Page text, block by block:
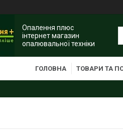
Опалення плюс
інтернет магазин
опалювальної техніки
ГОЛОВНА ТОВАРИ ТА